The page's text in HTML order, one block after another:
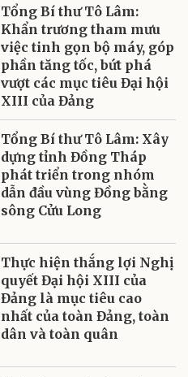
Tổng Bí thư Tô Lâm:
Khẩn trương tham mưu
việc tinh gọn bộ máy, góp
phần tăng tốc, bứt phá
vượt các mục tiêu Đại hội
XIII của Đảng
Tổng Bí thư Tô Lâm: Xây
dựng tỉnh Đồng Tháp
phát triển trong nhóm
dẫn đầu vùng Đồng bằng
sông Cửu Long
Thực hiện thắng lợi Nghị
quyết Đại hội XIII của
Đảng là mục tiêu cao
nhất của toàn Đảng, toàn
dân và toàn quân